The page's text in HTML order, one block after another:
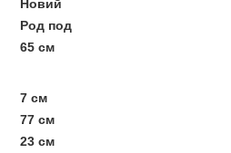
Новий
Род под
65 см
7 см
77 см
23 см